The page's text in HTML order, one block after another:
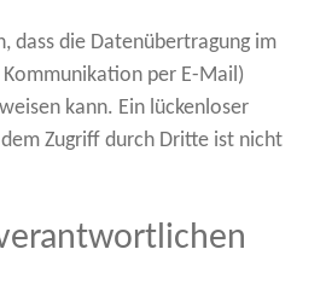
dass die Datenübertragung im
per E-Mail)
kann. Ein lückenloser
Zugriff durch Dritte ist nicht